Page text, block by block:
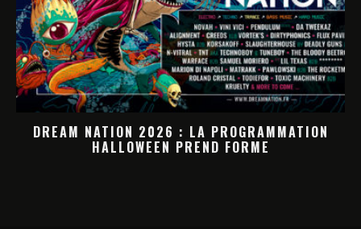
DREAM NATION 2026 : LA PROGRAMMATION
HALLOWEEN PREND FORME